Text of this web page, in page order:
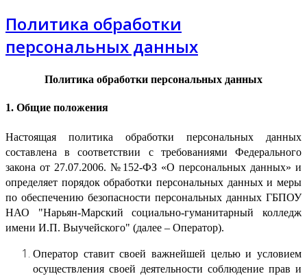
Политика обработки
персональных данных
Политика обработки персональных данных
1. Общие положения
Настоящая политика обработки персональных данных
составлена в соответствии с требованиями Федерального
закона от 27.07.2006. №152-ФЗ «О персональных данных» и
определяет порядок обработки персональных данных и меры
по обеспечению безопасности персональных данных ГБПОУ
НАО "Нарьян-Марский социально-гуманитарный колледж
имени И.П. Выучейского" (далее – Оператор).
Оператор ставит своей важнейшей целью и условием
осуществления своей деятельности соблюдение прав и